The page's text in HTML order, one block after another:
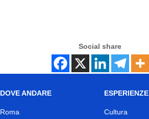
Social share
DOVE ANDARE
Roma
ESPERIENZE
Cultura